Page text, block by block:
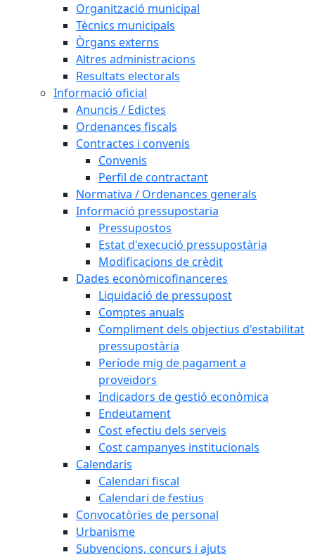
Organització municipal
Tècnics municipals
Òrgans externs
Altres administracions
Resultats electorals
Informació oficial
Anuncis / Edictes
Ordenances fiscals
Contractes i convenis
Convenis
Perfil de contractant
Normativa / Ordenances generals
Informació pressupostaria
Pressupostos
Estat d'execució pressupostària
Modificacions de crèdit
Dades econòmicofinanceres
Liquidació de pressupost
Comptes anuals
Compliment dels objectius d'estabilitat
pressupostària
Període mig de pagament a
proveïdors
Indicadors de gestió econòmica
Endeutament
Cost efectiu dels serveis
Cost campanyes institucionals
Calendaris
Calendari fiscal
Calendari de festius
Convocatòries de personal
Urbanisme
Subvencions, concurs i ajuts